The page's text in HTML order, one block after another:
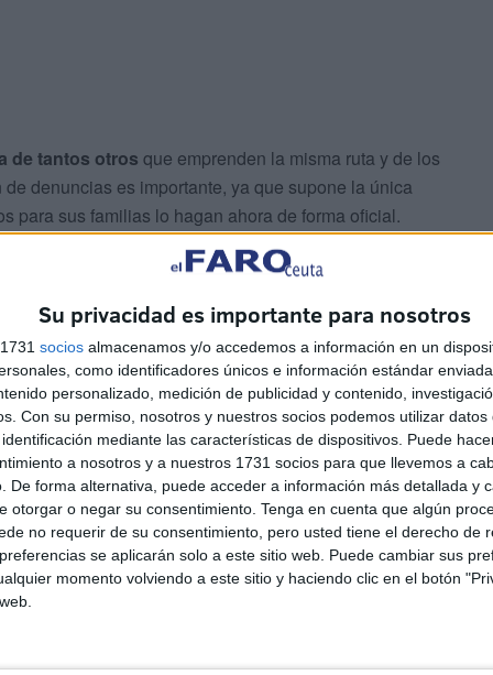
Su privacidad es importante para nosotros
socios almacenamos y/o accedemos a información en un
como identificadores únicos e información estándar
personalizado, medición de publicidad y contenido,
Con su permiso, nosotros y nuestros socios podemos utilizar datos
mediante las características de dispositivos. Puede
a nosotros y a nuestros 1731 socios para que llevemos a
De forma alternativa, puede acceder a información más detallada y
otorgar o negar su consentimiento. Tenga en cuenta que algún
no requerir de su consentimiento, pero usted tiene el derecho de
se aplicarán solo a este sitio web. Puede cambiar sus
momento volviendo a este sitio y haciendo clic en el botón
de tantos otros que emprenden la misma ruta y de los
denuncias es importante, ya que supone la única
para sus familias lo hagan ahora de forma oficial.
o redes sociales, se pide la presentación de
los agentes puedan iniciar las gestiones oportunas.
de 6.782migranteshan llegado en patera a España
menos que en el mismo periodo del año anterior,